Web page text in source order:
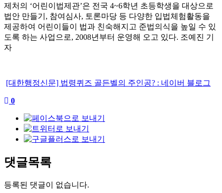
제처의 ‘어린이법제관’은 전국 4~6학년 초등학생을 대상으로
법안 만들기 , 참여심사, 토론마당 등 다양한 입법체험활동을
제공하여 어린이들이 법과 친숙해지고 준법의식을 높일 수 있
도록 하는 사업으로, 2008년부터 운영해 오고 있다. 조예진 기
자
[대한행정신문] 법령퀴즈 골든벨의 주인공? : 네이버 블로그
0
댓글목록
등록된 댓글이 없습니다.